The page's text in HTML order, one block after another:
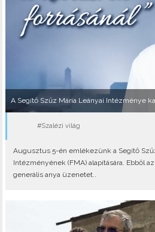
A Segítő Szűz Mária Leányai Intézménye
#Szalézi világ
Augusztus 5-én emlékezünk a Segítő
Intézményének (FMA) alapítására. Ebből
generális anya üzenetet..